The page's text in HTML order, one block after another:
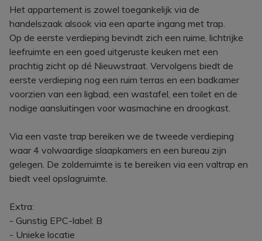
Het appartement is zowel toegankelijk via de
handelszaak alsook via een aparte ingang met trap.
Op de eerste verdieping bevindt zich een ruime, lichtrijke
leefruimte en een goed uitgeruste keuken met een
prachtig zicht op dé Nieuwstraat. Vervolgens biedt de
eerste verdieping nog een ruim terras en een badkamer
voorzien van een ligbad, een wastafel, een toilet en de
nodige aansluitingen voor wasmachine en droogkast.
Via een vaste trap bereiken we de tweede verdieping
waar 4 volwaardige slaapkamers en een bureau zijn
gelegen. De zolderruimte is te bereiken via een valtrap en
biedt veel opslagruimte.
Extra:
- Gunstig EPC-label: B
- Unieke locatie